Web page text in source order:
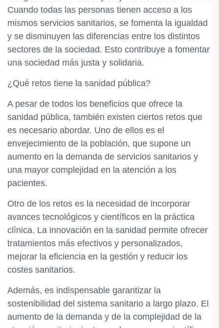
Cuando todas las personas tienen acceso a los
mismos servicios sanitarios, se fomenta la igualdad
y se disminuyen las diferencias entre los distintos
sectores de la sociedad. Esto contribuye a fomentar
una sociedad más justa y solidaria.
¿Qué retos tiene la sanidad pública?
A pesar de todos los beneficios que ofrece la
sanidad pública, también existen ciertos retos que
es necesario abordar. Uno de ellos es el
envejecimiento de la población, que supone un
aumento en la demanda de servicios sanitarios y
una mayor complejidad en la atención a los
pacientes.
Otro de los retos es la necesidad de incorporar
avances tecnológicos y científicos en la práctica
clínica. La innovación en la sanidad permite ofrecer
tratamientos más efectivos y personalizados,
mejorar la eficiencia en la gestión y reducir los
costes sanitarios.
Además, es indispensable garantizar la
sostenibilidad del sistema sanitario a largo plazo. El
aumento de la demanda y de la complejidad de la